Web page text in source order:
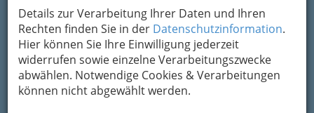
Details zur Verarbeitung Ihrer Daten und Ihren
Rechten finden Sie in der Datenschutzinformation.
Hier können Sie Ihre Einwilligung jederzeit
widerrufen sowie einzelne Verarbeitungszwecke
abwählen. Notwendige Cookies & Verarbeitungen
können nicht abgewählt werden.
Um die Info-Graz Firmenvor Spam-Mails zu
bewahren, verwenden wir an dieser Stelle zur
Übermittlung Ihrer Nachricht ein sicheres
Formular. Ihre Nachricht wird nach dem
Absenden umgehend per Mail an das
Unternehmen Schmankerlhütte weitergeleitet.